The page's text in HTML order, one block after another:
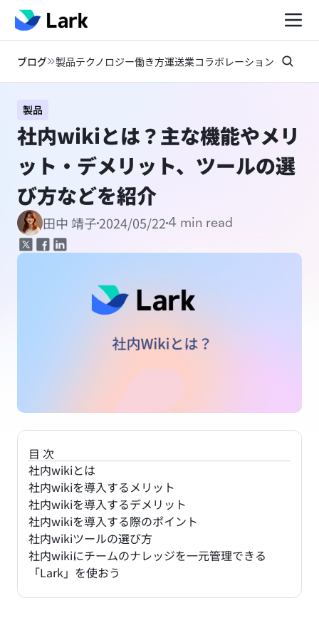
ブログ 製品テクノロジー働き方運送業コラボレーション お知らせ
製品
社内wikiとは？主な機能やメリ
ット・デメリット、ツールの選
び方などを紹介
田中 靖子2024/05/22 4 min read
目次
社内wikiとは
社内wikiを導入するメリット
社内wikiを導入するデメリット
社内wikiを導入する際のポイント
社内wikiツールの選び方
社内wikiにチームのナレッジを一元管理できる
「Lark」を使おう